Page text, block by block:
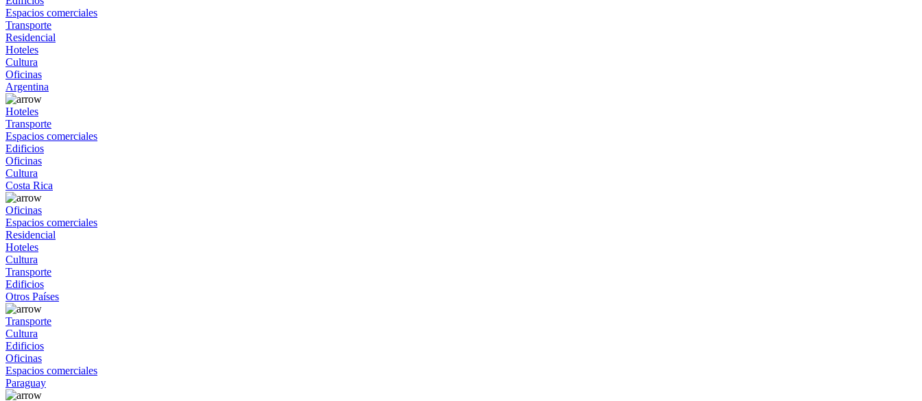
Espacios comerciales
Transporte
Residencial
Hoteles
Cultura
Oficinas
Argentina
Hoteles
Transporte
Espacios comerciales
Edificios
Oficinas
Cultura
Costa Rica
Oficinas
Espacios comerciales
Residencial
Hoteles
Cultura
Transporte
Edificios
Otros Países
Transporte
Cultura
Edificios
Oficinas
Espacios comerciales
Paraguay